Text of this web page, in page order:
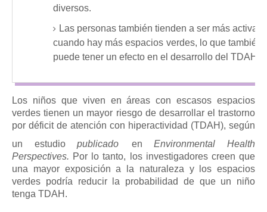
diversos.
Las personas también tienden a ser más activas
cuando hay más espacios verdes, lo que también
puede tener un efecto en el desarrollo del TDAH.
Los niños que viven en áreas con escasos espacios
verdes tienen un mayor riesgo de desarrollar el trastorno
por déficit de atención con hiperactividad (TDAH), según
un estudiopublicado enEnvironmental Health
Perspectives. Por lo tanto, los investigadores creen que
una mayor exposición a la naturaleza y los espacios
verdes podría reducir la probabilidad de que un niño
tenga TDAH.